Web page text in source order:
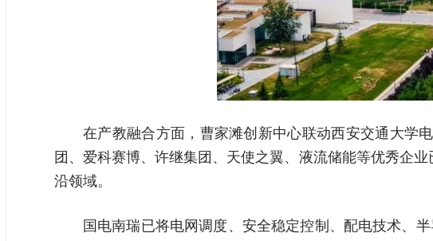
在产教融合方面，曹家滩创新中心联动西安交通大学
团、爱科赛博、许继集团、天使之翼、液流储能等优秀企
沿领域。
国电南瑞已将电网调度、安全稳定控制、配电技术、